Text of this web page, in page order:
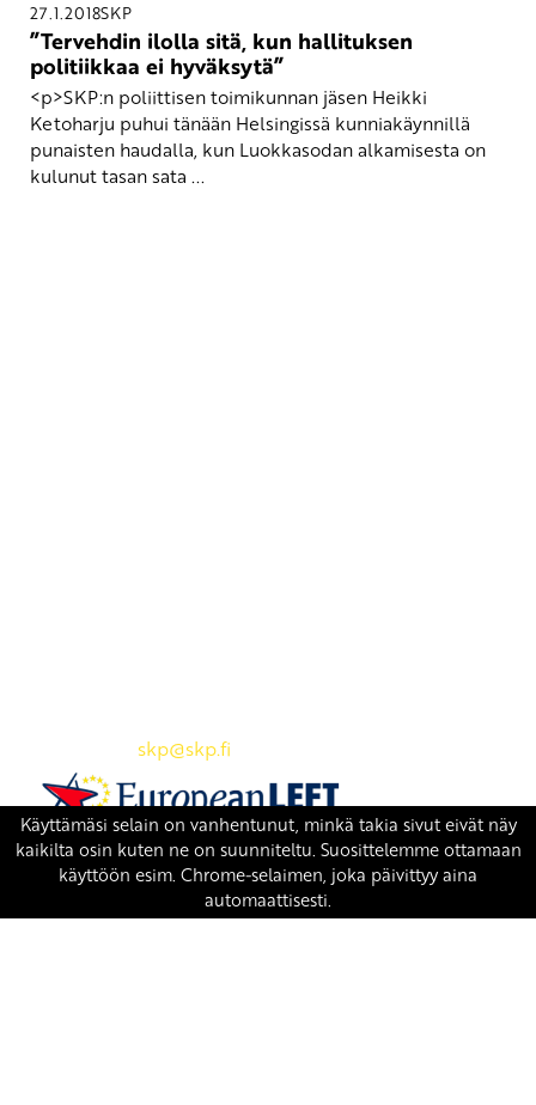
27.1.2018SKP
”Tervehdin ilolla sitä, kun hallituksen
politiikkaa ei hyväksytä”
<p>SKP:n poliittisen toimikunnan jäsen Heikki
Ketoharju puhui tänään Helsingissä kunniakäynnillä
punaisten haudalla, kun Luokkasodan alkamisesta on
kulunut tasan sata ...
skp@skp.fi
SKP on Euroopan Vasemmistopuolueen jäsen.
european-left.org
european-left.org/manifesto/